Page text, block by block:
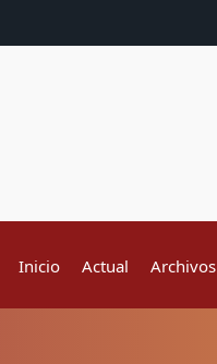
Inicio Actual Archivos